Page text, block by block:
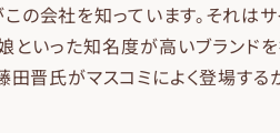
の会社を知っています。それは
といった知名度が高いブランド
晋氏がマスコミによく登場するか